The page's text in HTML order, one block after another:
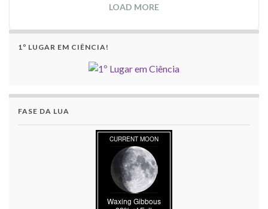
LOAD MORE
1º LUGAR EM CIÊNCIA!
FASE DA LUA